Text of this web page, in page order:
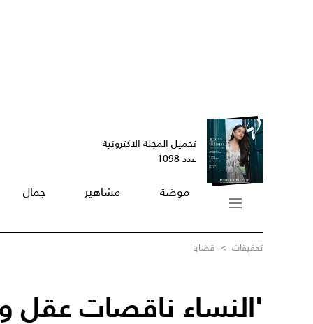
تحميل المجلة الاكترونية
عدد 1098
موضة مشاهير جمال
تحقيقات > قضايا
'النساء ناقصات عقل